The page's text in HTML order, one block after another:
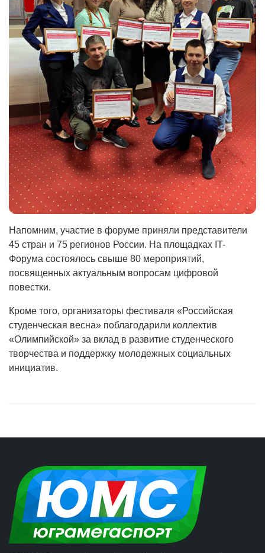
Напомним, участие в форуме приняли представители
45 стран и 75 регионов России. На площадках IT-
Форума состоялось свыше 80 мероприятий,
посвященных актуальным вопросам цифровой
повестки.
Кроме того, организаторы фестиваля «Российская
студенческая весна» поблагодарили коллектив
«Олимпийской» за вклад в развитие студенческого
творчества и поддержку молодежных социальных
инициатив.